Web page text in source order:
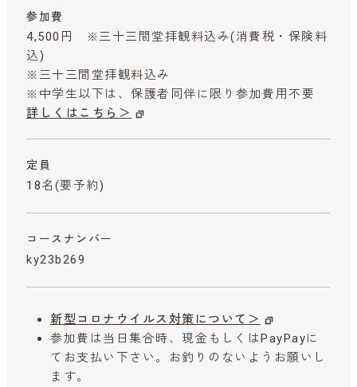
参加費
4,500円 ※三十三間堂拝観料込み(消費税・保険料
込)
※三十三間堂拝観料込み
※中学生以下は、保護者同伴に限り参加費用不要
詳しくはこちら＞
定員
18名(要予約)
コースナンバー
ky23b269
新型コロナウイルス対策について＞
参加費は当日集合時、現金もしくはPayPayに
てお支払い下さい。お釣りのないようお願いし
ます。